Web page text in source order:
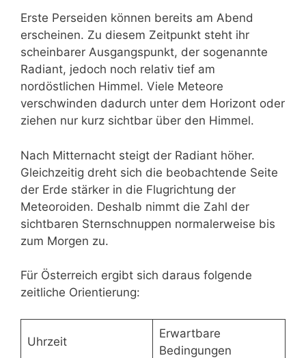
Erste Perseiden können bereits am Abend
erscheinen. Zu diesem Zeitpunkt steht ihr
scheinbarer Ausgangspunkt, der sogenannte
Radiant, jedoch noch relativ tief am
nordöstlichen Himmel. Viele Meteore
verschwinden dadurch unter dem Horizont oder
ziehen nur kurz sichtbar über den Himmel.
Nach Mitternacht steigt der Radiant höher.
Gleichzeitig dreht sich die beobachtende Seite
der Erde stärker in die Flugrichtung der
Meteoroiden. Deshalb nimmt die Zahl der
sichtbaren Sternschnuppen normalerweise bis
zum Morgen zu.
Für Österreich ergibt sich daraus folgende
zeitliche Orientierung:
Uhrzeit
Erwartbare
Bedingungen